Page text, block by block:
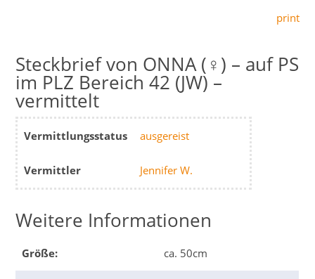
print
ONNA (♀) – auf PS
im PLZ Bereich 42 (JW) –
vermittelt
Vermittlungsstatus ausgereist
Vermittler Jennifer W.
Weitere Informationen
Größe: ca. 50cm